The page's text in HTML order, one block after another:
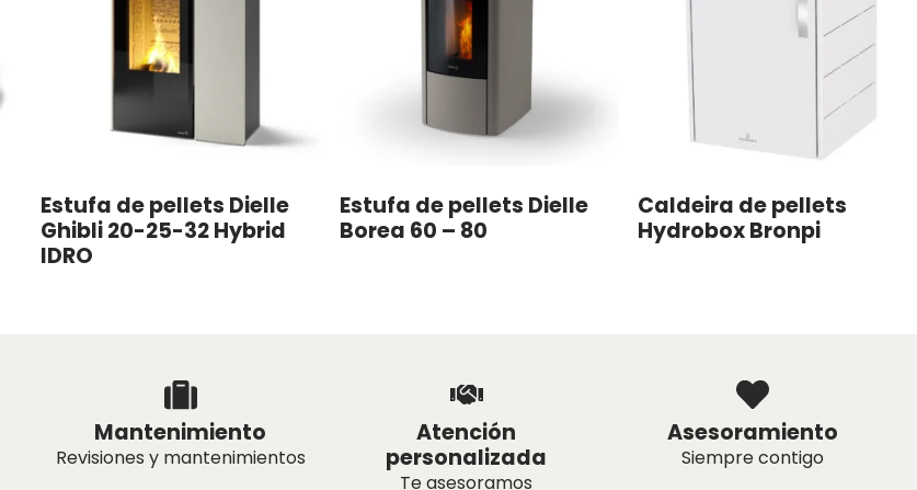
Estufa de pellets Dielle
Ghibli 20-25-32 Hybrid
IDRO
Estufa de pellets Dielle
Borea 60 – 80
Caldeira de pellets
Hydrobox Bronpi
Mantenimiento
Revisiones y mantenimientos
Atención
personalizada
Te asesoramos
Asesoramiento
Siempre contigo